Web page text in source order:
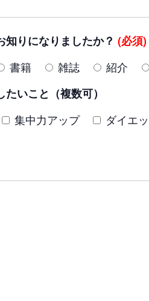
知りになりましたか？ (必須)
書籍 雑誌 紹介
いこと（複数可）
集中力アップ ダイエ